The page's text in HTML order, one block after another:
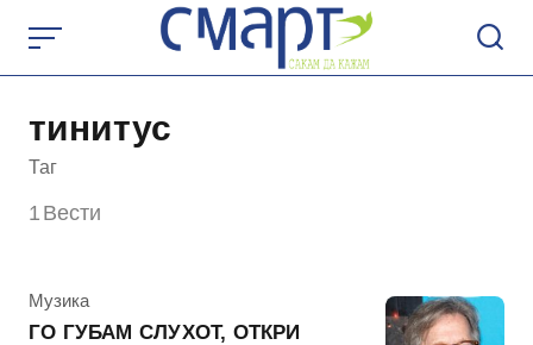
content
тинитус
Таг
1 Вести
КАтегорија
Музика
ГО ГУБАМ СЛУХОТ, ОТКРИ